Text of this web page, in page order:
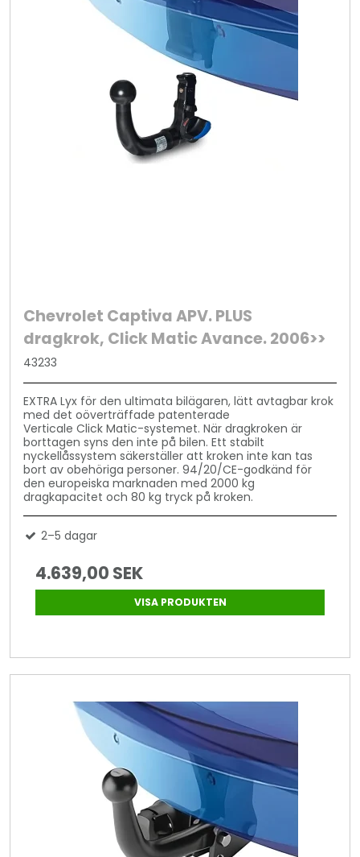
Chevrolet Captiva APV. PLUS
dragkrok, Click Matic Avance. 2006>>
43233
EXTRA Lyx för den ultimata bilägaren, lätt avtagbar krok
med det oöverträffade patenterade
Verticale Click Matic-systemet. När dragkroken är
borttagen syns den inte på bilen. Ett stabilt
nyckellåssystem säkerställer att kroken inte kan tas
bort av obehöriga personer. 94/20/CE-godkänd för
den europeiska marknaden med 2000 kg
dragkapacitet och 80 kg tryck på kroken.
2–5 dagar
4.639,00 SEK
VISA PRODUKTEN